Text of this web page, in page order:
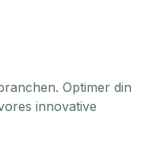
Optimer din
innovative